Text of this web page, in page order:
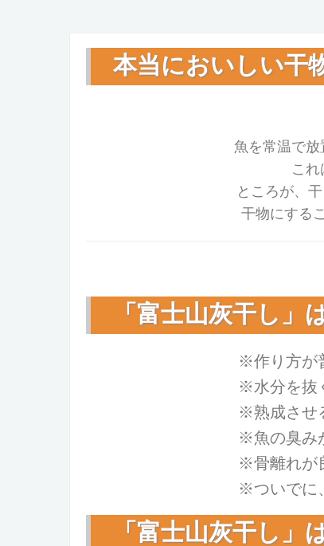
本当においしい干
魚を常温で放
こ
ところが、
干物にする
「富士山灰干し」
※作り方が
※水分を抜
※熟成させ
※魚の臭み
※骨離れが
※ついでに
「富士山灰干し」